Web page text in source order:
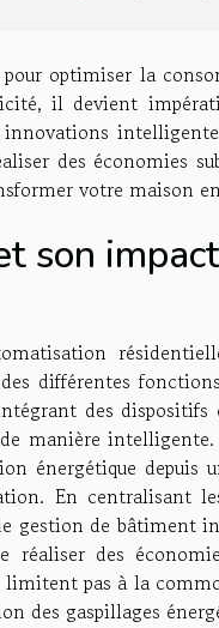
optimiser la
il devient
des économies
votre maison en
son
différentes
des dispositifs
manière
énergétique depuis
En centralisant
gestion de bâtiment
des
pas à la
des gaspillages